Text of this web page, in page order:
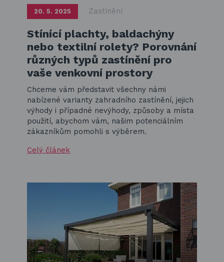
20. 5. 2025 Zastínění
Stínící plachty, baldachýny
nebo textilní rolety? Porovnání
různých typů zastínění pro
vaše venkovní prostory
Chceme vám představit všechny námi
nabízené varianty zahradního zastínění, jejich
výhody i případné nevýhody, způsoby a místa
použití, abychom vám, našim potenciálním
zákazníkům pomohli s výběrem.
Celý článek